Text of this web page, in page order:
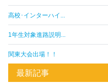
高校･インターハイ...
1年生対象進路説明...
関東大会出場！！
最新記事